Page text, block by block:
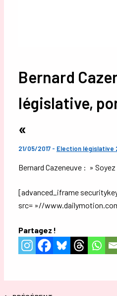
Bernard
législative,
«
21/05/2017 - Election législative
Bernard Cazeneuve : »
[advanced_iframe
src= »//
Partagez !